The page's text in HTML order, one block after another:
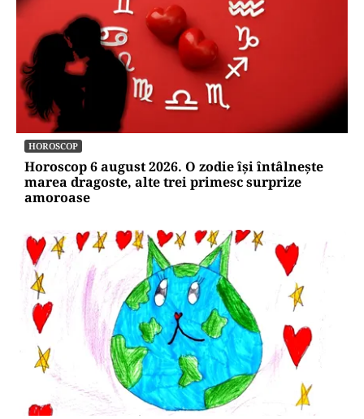
HOROSCOP
Horoscop 6 august 2026. O zodie își întâlnește
marea dragoste, alte trei primesc surprize
amoroase